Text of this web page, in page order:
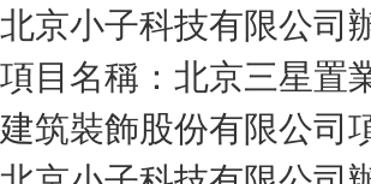
北京小子科技有限公司
項目名稱：北京三星置
建筑裝飾股份有限公司